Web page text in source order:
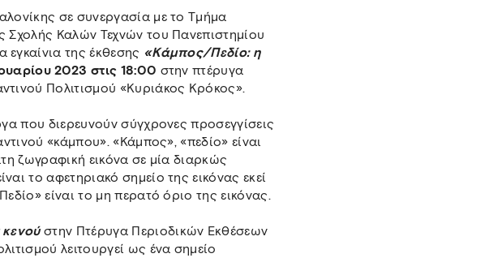
σε συνεργασία με το Τμήμα
Σχολής Καλών Τεχνών του Πανεπιστημίου
της έκθεσης «Κάμπος/Πεδίο: η
2023 στις 18:00 στην πτέρυγα
Πολιτισμού «Κυριάκος Κρόκος».
που διερευνούν σύγχρονες προσεγγίσεις
«κάμπου». «Κάμπος», «πεδίο» είναι
ζωγραφική εικόνα σε μία διαρκώς
το αφετηριακό σημείο της εικόνας εκεί
είναι το μη περατό όριο της εικόνας.
στην Πτέρυγα Περιοδικών Εκθέσεων
λειτουργεί ως ένα σημείο